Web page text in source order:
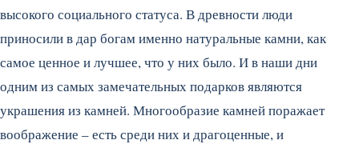
высокого социального статуса. В древности люди
приносили в дар богам именно натуральные камни, как
самое ценное и лучшее, что у них было. И в наши дни
одним из самых замечательных подарков являются
украшения из камней. Многообразие камней поражает
воображение – есть среди них и драгоценные, и